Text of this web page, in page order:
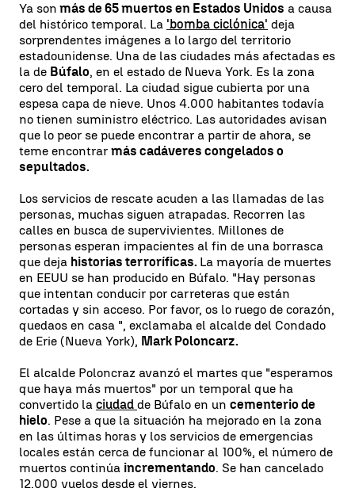
Ya son más de 65 muertos en Estados Unidos a causa
del histórico temporal. La 'bomba ciclónica' deja
sorprendentes imágenes a lo largo del territorio
estadounidense. Una de las ciudades más afectadas es
la de Búfalo, en el estado de Nueva York. Es la zona
cero del temporal. La ciudad sigue cubierta por una
espesa capa de nieve. Unos 4.000 habitantes todavía
no tienen suministro eléctrico. Las autoridades avisan
que lo peor se puede encontrar a partir de ahora, se
teme encontrar más cadáveres congelados o
sepultados.
Los servicios de rescate acuden a las llamadas de las
personas, muchas siguen atrapadas. Recorren las
calles en busca de supervivientes. Millones de
personas esperan impacientes al fin de una borrasca
que deja historias terroríficas. La mayoría de muertes
en EEUU se han producido en Búfalo. "Hay personas
que intentan conducir por carreteras que están
cortadas y sin acceso. Por favor, os lo ruego de corazón,
quedaos en casa ", exclamaba el alcalde del Condado
de Erie (Nueva York), Mark Poloncarz.
El alcalde Poloncraz avanzó el martes que "esperamos
que haya más muertos" por un temporal que ha
convertido la ciudad de Búfalo en un cementerio de
hielo. Pese a que la situación ha mejorado en la zona
en las últimas horas y los servicios de emergencias
locales están cerca de funcionar al 100%, el número de
muertos continúa incrementando. Se han cancelado
12.000 vuelos desde el viernes.